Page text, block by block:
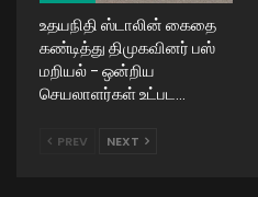
உதயநிதி ஸ்டாலின் கைதை
கண்டித்து திமுகவினர் பஸ்
மறியல் – ஒன்றிய
செயலாளர்கள் உட்பட…
PREV NEXT